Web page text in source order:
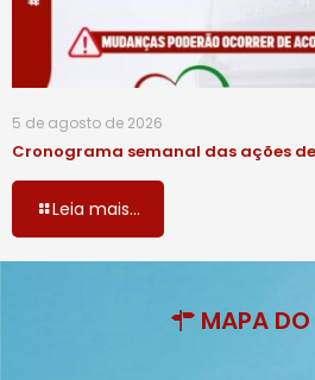
5 de agosto de 2026
Cronograma semanal das ações de
Leia mais...
MAPA DO